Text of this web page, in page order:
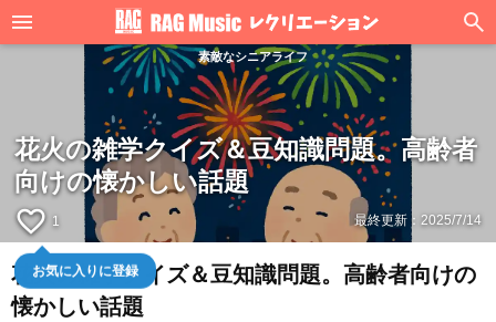
素敵なシニアライフ
花火の雑学クイズ＆豆知識問題。高齢者
向けの懐かしい話題
favorite_border 1
お気に入りに登録
最終更新： 2025/7/14
花火の雑学クイズ＆豆知識問題。高齢者向けの
懐かしい話題